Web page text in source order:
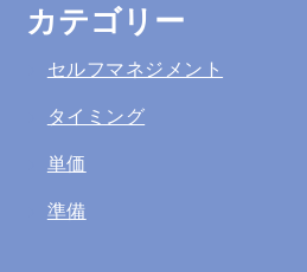
カテゴリー
セルフマネジメント
タイミング
単価
準備